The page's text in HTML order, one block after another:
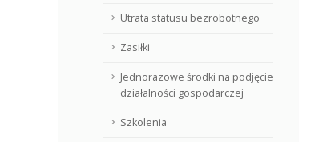
Utrata statusu bezrobotnego
Zasiłki
Jednorazowe środki na podjęcie
działalności gospodarczej
Szkolenia